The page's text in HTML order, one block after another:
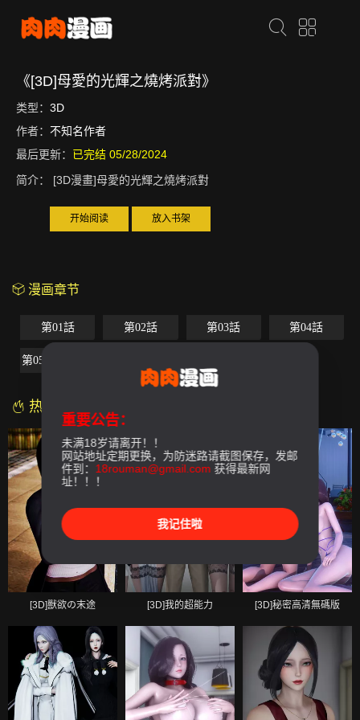
《[3D]母愛的光輝之燒烤派對》
类型： 3D
作者： 不知名作者
最后更新： 已完结 05/28/2024
简介：
[3D漫畫]母愛的光輝之燒烤派對
开始阅读 放入书架
漫画章节
第01話 第02話 第03話 第04話
第05話-最終話
热门漫画
[3D]獸欲の末途 [3D]我的超能力 [3D]秘密高清無碼版
重要公告：
未满18岁请离开！！
网站地址定期更换，为防迷路请截图保存，发邮
件到： 18rouman@gmail.com 获得最新网
址！！！
我记住啦